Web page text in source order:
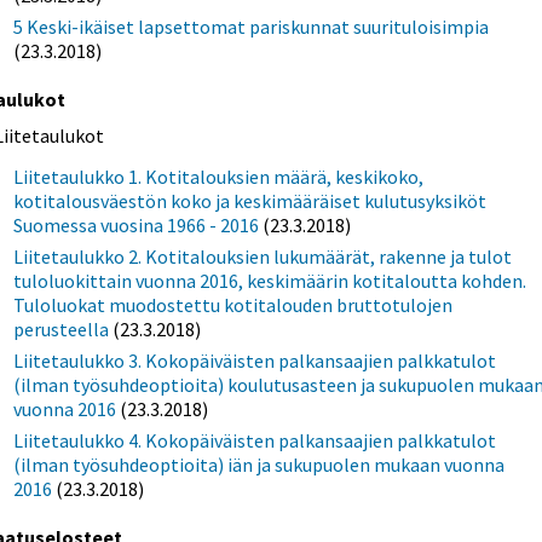
5 Keski-ikäiset lapsettomat pariskunnat suurituloisimpia
(23.3.2018)
Liitetaulukko 1. Kotitalouksien määrä, keskikoko,
kotitalousväestön koko ja keskimääräiset kulutusyksiköt
Suomessa vuosina 1966 - 2016 (23.3.2018)
Liitetaulukko 2. Kotitalouksien lukumäärät, rakenne ja tulot
tuloluokittain vuonna 2016, keskimäärin kotitaloutta kohden.
Tuloluokat muodostettu kotitalouden bruttotulojen
perusteella (23.3.2018)
Liitetaulukko 3. Kokopäiväisten palkansaajien palkkatulot
(ilman työsuhdeoptioita) koulutusasteen ja sukupuolen
vuonna 2016 (23.3.2018)
Liitetaulukko 4. Kokopäiväisten palkansaajien palkkatulot
(ilman työsuhdeoptioita) iän ja sukupuolen mukaan vuonna
2016 (23.3.2018)